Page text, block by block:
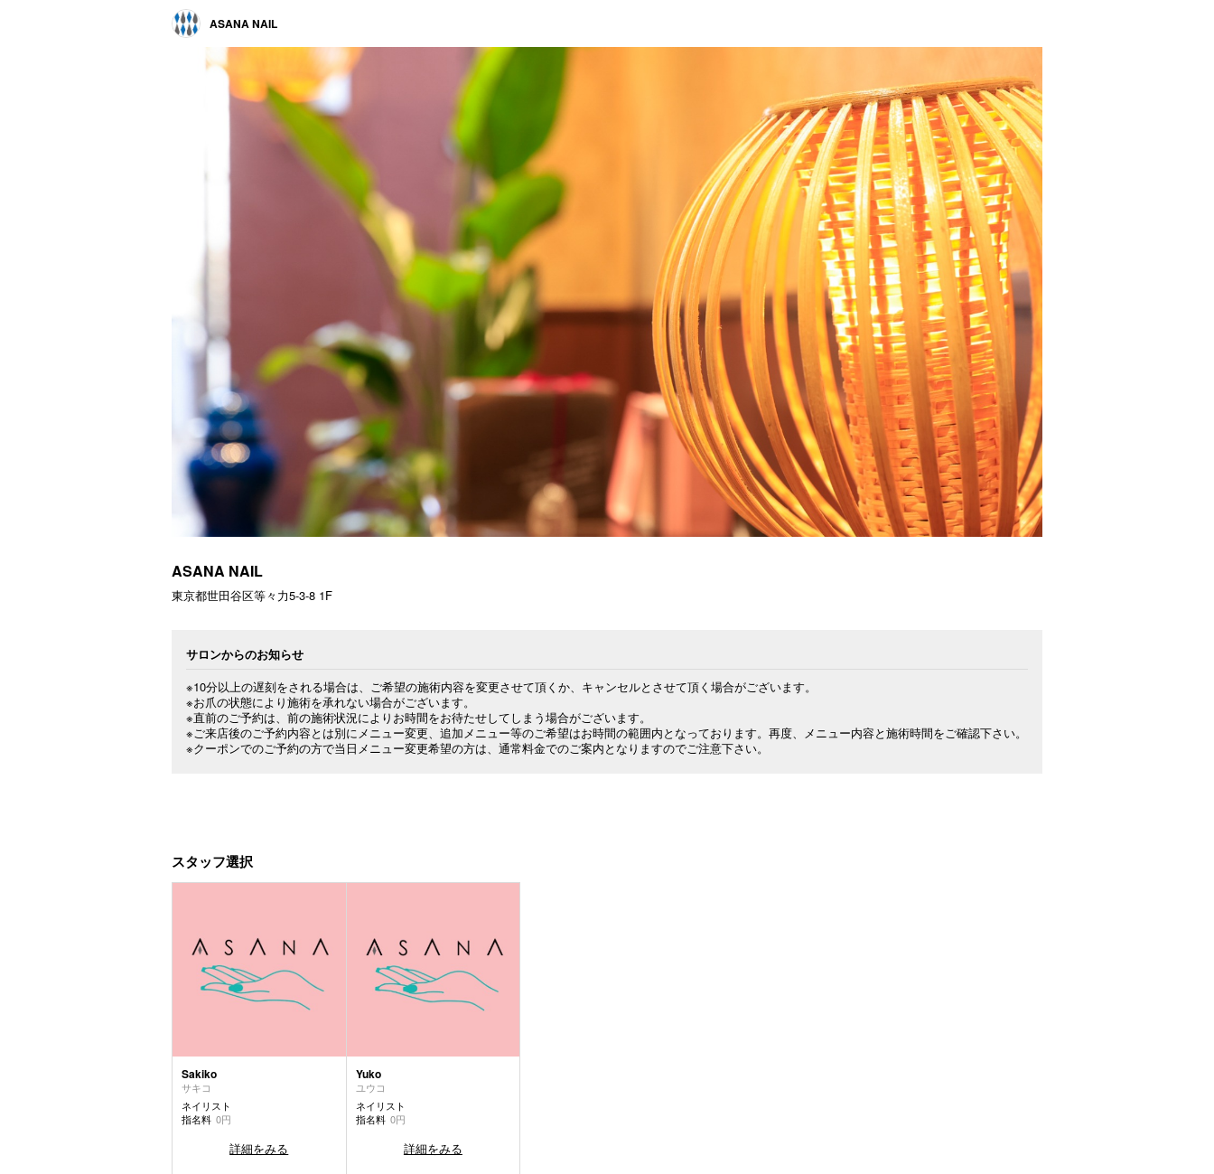
ASANA NAIL
ASANA NAIL
東京都世田谷区等々力5-3-8 1F
サロンからのお知らせ
※10分以上の遅刻をされる場合は、ご希望の施術内容を変更させて頂くか、キャンセルとさせて頂く場合がございます。
※お爪の状態により施術を承れない場合がございます。
※直前のご予約は、前の施術状況によりお時間をお待たせしてしまう場合がございます。
※ご来店後のご予約内容とは別にメニュー変更、追加メニュー等のご希望はお時間の範囲内となっております。再度、メニュー内容と施術時間をご確認下さい。
※クーポンでのご予約の方で当日メニュー変更希望の方は、通常料金でのご案内となりますのでご注意下さい。
スタッフ選択
Sakiko
サキコ
ネイリスト
指名料 0円
詳細をみる
Yuko
ユウコ
ネイリスト
指名料 0円
詳細をみる